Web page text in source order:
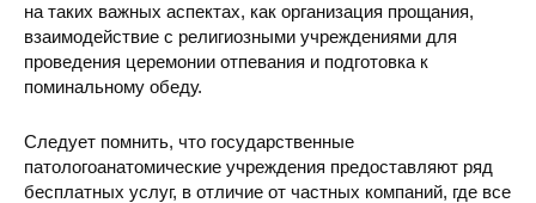
на таких важных аспектах, как организация прощания,
взаимодействие с религиозными учреждениями для
проведения церемонии отпевания и подготовка к
поминальному обеду.
Следует помнить, что государственные
патологоанатомические учреждения предоставляют ряд
бесплатных услуг, в отличие от частных компаний, где все